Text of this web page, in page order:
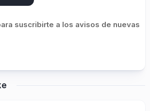
suscribirte a los avisos de nuevas